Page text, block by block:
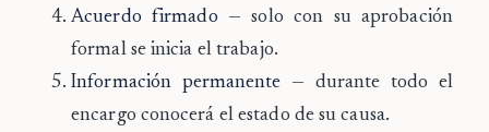
Acuerdo firmado — solo con su aprobación
formal se inicia el trabajo.
Información permanente — durante todo el
encargo conocerá el estado de su causa.